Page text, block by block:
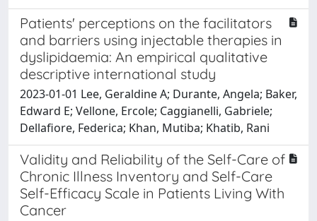
Patients' perceptions on the facilitators
and barriers using injectable therapies in
dyslipidaemia: An empirical qualitative
descriptive international study
2023-01-01 Lee, Geraldine A; Durante, Angela; Baker,
Edward E; Vellone, Ercole; Caggianelli, Gabriele;
Dellafiore, Federica; Khan, Mutiba; Khatib, Rani
Validity and Reliability of the Self-Care of
Chronic Illness Inventory and Self-Care
Self-Efficacy Scale in Patients Living With
Cancer